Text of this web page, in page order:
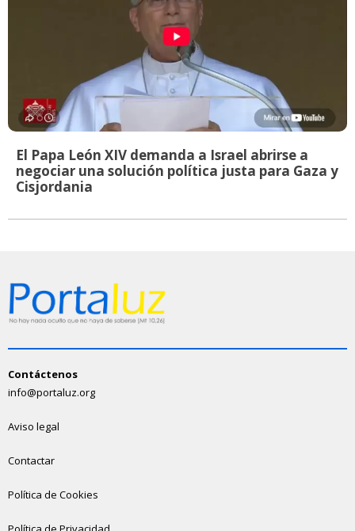
El Papa León XIV demanda a Israel abrirse a
negociar una solución política justa para Gaza y
Cisjordania
Contáctenos
info@portaluz.org
Aviso legal
Contactar
Política de Cookies